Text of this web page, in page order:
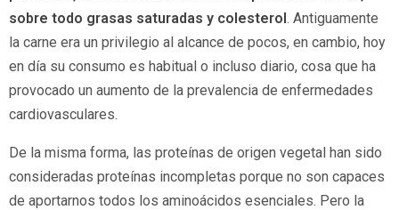
sobre todo grasas saturadas y colesterol. Antiguamente
la carne era un privilegio al alcance de pocos, en cambio, hoy
en día su consumo es habitual o incluso diario, cosa que ha
provocado un aumento de la prevalencia de enfermedades
cardiovasculares.
De la misma forma, las proteínas de origen vegetal han sido
consideradas proteínas incompletas porque no son capaces
de aportarnos todos los aminoácidos esenciales. Pero la